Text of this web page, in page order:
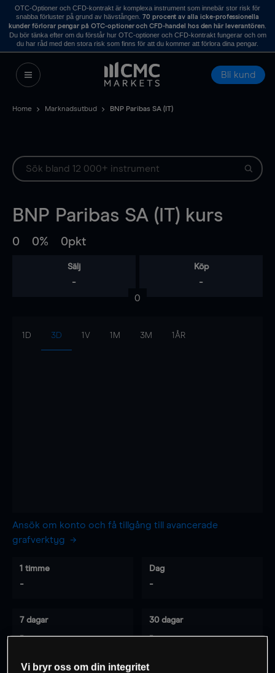
OTC-Optioner och CFD-kontrakt är komplexa instrument som innebär stor risk för
snabba förluster på grund av hävstången. 70 procent av alla icke-professionella
kunder förlorar pengar på OTC-optioner och CFD-handel hos den här leverantören.
Du bör tänka efter om du förstår hur OTC-optioner och CFD-kontrakt fungerar och om
du har råd med den stora risk som finns för att du kommer att förlora dina pengar.
Bli kund
Home Marknadsutbud BNP Paribas SA (IT)
BNP Paribas SA (IT) kurs
0 0% 0pkt
Sälj
-
Köp
-
0
1D 3D 1V 1M 3M 1ÅR
Ansök om konto och få tillgång till avancerade
grafverktyg
1 timme
-
Dag
-
7 dagar
-
30 dagar
-
Vi bryr oss om din integritet